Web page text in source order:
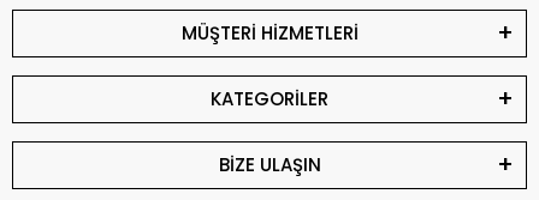
MÜŞTERİ HİZMETLERİ
KATEGORİLER
BİZE ULAŞIN